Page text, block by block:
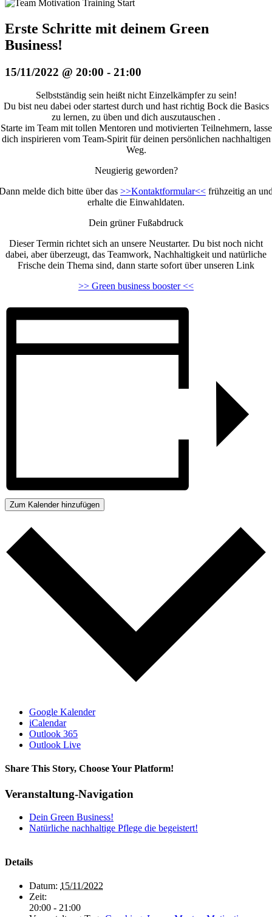
Erste Schritte mit deinem Green
Business!
15/11/2022 @ 20:00 - 21:00
Selbstständig sein heißt nicht Einzelkämpfer zu sein!
Du bist neu dabei oder startest durch und hast richtig Bock die Basics
zu lernen, zu üben und dich auszutauschen .
Starte im Team mit tollen Mentoren und motivierten Teilnehmern, lasse
dich inspirieren vom Team-Spirit für deinen persönlichen nachhaltigen
Weg.
Neugierig geworden?
melde dich bitte über das >>Kontaktformular<< frühzeitig an
erhalte die Einwahldaten.
Dein grüner Fußabdruck
Dieser Termin richtet sich an unsere Neustarter. Du bist noch nicht
dabei, aber überzeugt, das Teamwork, Nachhaltigkeit und natürliche
Frische dein Thema sind, dann starte sofort über unseren Link
>> Green business booster <<
Zum Kalender hinzufügen
Google Kalender
iCalendar
Outlook 365
Outlook Live
Share This Story, Choose Your Platform!
Facebook
X
Reddit
LinkedIn
WhatsApp
Tumblr
Pinterest
Vk
Xing
E-
Veranstaltung-Navigation
Dein Green Business!
Natürliche nachhaltige Pflege die begeistert!
Details
Datum: 15/11/2022
Zeit:
20:00 - 21:00